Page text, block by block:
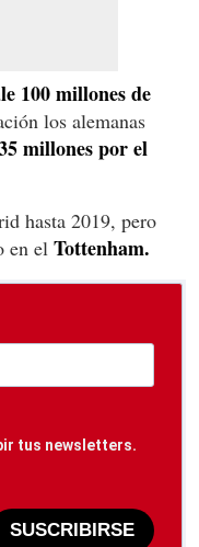
100 millones de
los alemanas
millones por el
hasta 2019, pero
en el Tottenham.
tus newsletters.
SUSCRIBIRSE